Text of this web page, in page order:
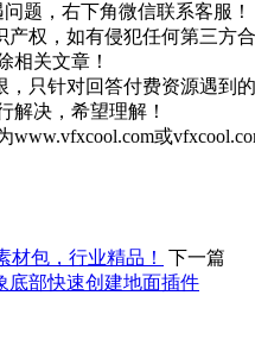
题，右下角微信联系客服！
产权，如有侵犯任何第三方
相关文章！
，只针对回答付费资源遇到
解决，希望理解！
www.vfxcool.com或
材包，行业精品！
下一篇
底部快速创建地面插件